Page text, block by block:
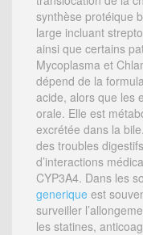
synthèse protéique
large incluant
ainsi que certains
Mycoplasma et
dépend de la
acide, alors que les
orale. Elle est
excrétée dans la
des troubles
d’interactions
CYP3A4. Dans les
generique est
surveiller
les statines,